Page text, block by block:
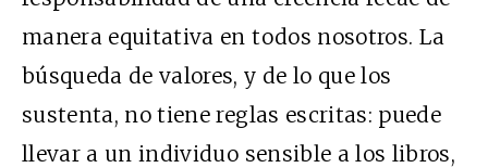
manera equitativa en todos nosotros. La
búsqueda de valores, y de lo que los
sustenta, no tiene reglas escritas: puede
llevar a un individuo sensible a los libros,